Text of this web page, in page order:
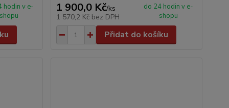
hodin v e-
shopu
1 900,0 Kč/ks
1 570,2 Kč bez DPH
do 24 hodin v e-
shopu
Přidat do košíku